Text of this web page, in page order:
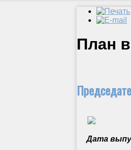
План
Дата